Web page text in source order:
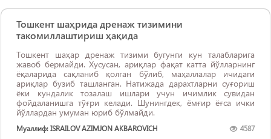
Тошкент шаҳрида дренаж тизимини
такомиллаштириш ҳақида
Тошкент шаҳар дренаж тизими бугунги кун талабларига
жавоб бермайди. Хусусан, ариқлар фақат катта йўлларнинг
ёқаларида сақланиб қолган бўлиб, маҳаллалар ичидаги
ариқлар бузиб ташланган. Натижада дарахтларни суғориш
ёки кундалик тозалаш ишлари учун ичимлик сувидан
фойдаланишга тўғри келади. Шунингдек, ёмғир ёғса ички
йўллардан умуман юриб бўлмайди.
Муаллиф: ISRAILOV AZIMJON AKBAROVICH 4587